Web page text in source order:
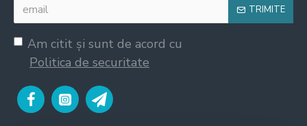
TRIMITE
Am citit şi sunt de acord cu
Politica de securitate